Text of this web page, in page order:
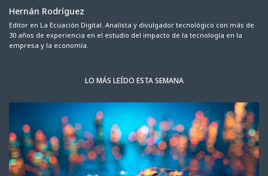
Hernán Rodríguez
Editor en La Ecuación Digital. Analista y divulgador tecnológico con más de
30 años de experiencia en el estudio del impacto de la tecnología en la
empresa y la economía.
LO MÁS LEÍDO ESTA SEMANA